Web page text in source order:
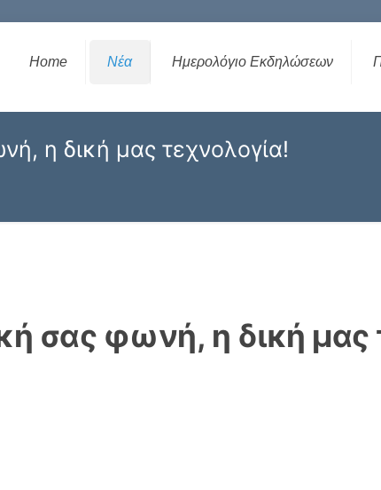
Home Νέα Ημερολόγιο Εκδηλώσεων
η δική μας τεχνολογία!
σας φωνή, η δική μας